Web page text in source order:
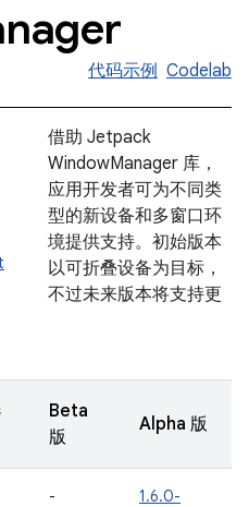
代码示例 Codelab
借助 Jetpack
WindowManager 库，
应用开发者可为不同类
型的新设备和多窗口环
境提供支持。初始版本
以可折叠设备为目标，
不过未来版本将支持更
Beta
版
Alpha 版
-
1.6.0-